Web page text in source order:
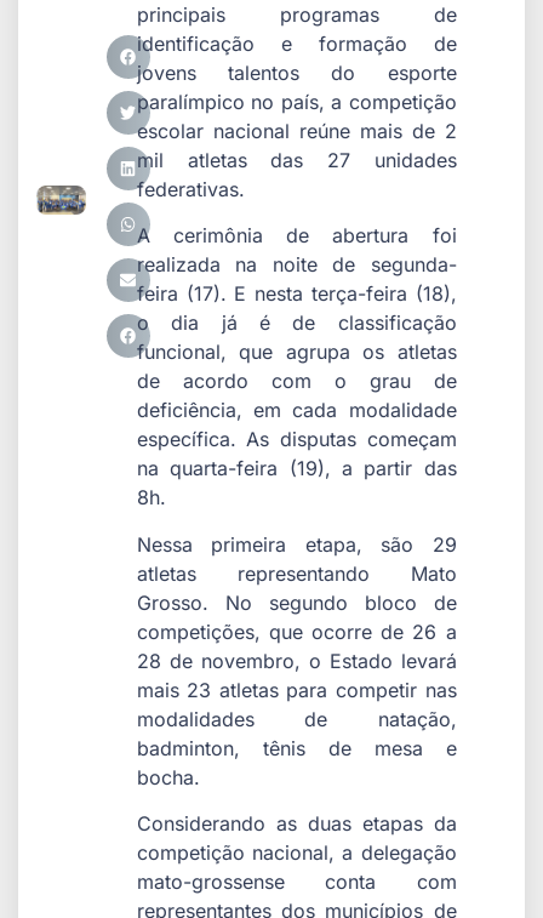
principais programas de
identificação e formação de
jovens talentos do esporte
paralímpico no país, a competição
escolar nacional reúne mais de 2
mil atletas das 27 unidades
federativas.
A cerimônia de abertura foi
realizada na noite de segunda-
feira (17). E nesta terça-feira (18),
o dia já é de classificação
funcional, que agrupa os atletas
de acordo com o grau de
deficiência, em cada modalidade
específica. As disputas começam
na quarta-feira (19), a partir das
8h.
Nessa primeira etapa, são 29
atletas representando Mato
Grosso. No segundo bloco de
competições, que ocorre de 26 a
28 de novembro, o Estado levará
mais 23 atletas para competir nas
modalidades de natação,
badminton, tênis de mesa e
bocha.
Considerando as duas etapas da
competição nacional, a delegação
mato-grossense conta com
representantes dos municípios de